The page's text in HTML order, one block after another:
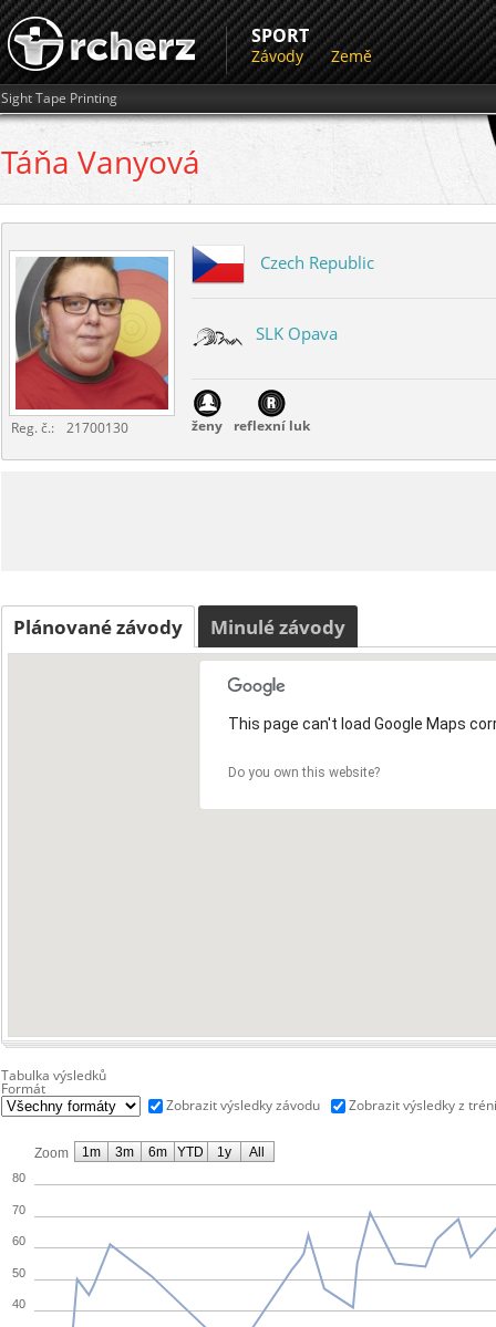
SPORT
Závody Země
Sight Tape Printing
Táňa Vanyová
Reg. č.: 21700130
Czech Republic
SLK Opava
ženy reflexní luk
Plánované závody Minulé závody
This page can't load Google Maps
Do you own this website?
Tabulka výsledků
Formát
Zobrazit výsledky závodu
Zobrazit výsledky z
Zoom
40
50
60
70
80
1m 3m 6m YTD 1y All